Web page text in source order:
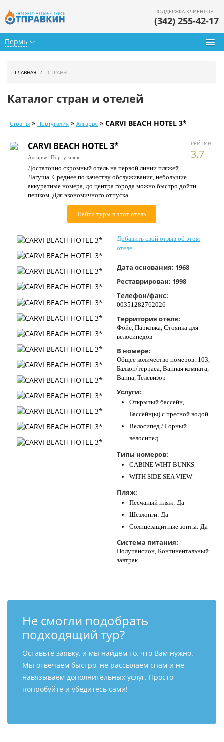
Пермь
ПОДДЕРЖКА КЛИЕНТОВ
(342) 255-42-17
Календарь туров
Цены дня
Страны
Как купить
Контакты
ГЛАВНАЯ СТРАНЫ
Каталог стран и отелей
Страны » Португалия » Алгарве » CARVI BEACH HOTEL 3*
РЕЙТИНГ
3.7
CARVI BEACH HOTEL 3*
Алгарве, Португалия
Достаточно скромный отель на первой линии пляжей
Лагуша. Среднее по качеству обслуживания, небольшие
аккуратные номера, до центра города можно быстро дойти
пешком. Для экономичного отпуска.
Найти туры в этот отель
Добавить свой отзыв об этом
отеле
Дата основания: 1968
Реставрирован: 1998
Телефон/факс:
00351282762026
Территория отеля:
Фойе, Парковка, Стоянка для
велосипедов
В номере:
Общее количество номеров: 103,
Балкон/терраса, Ванная комната,
Ванна, Телевизор
Услуги:
Открытый бассейн,
Бассейн(ы) с пресной водой
Велосипед / Горный
велосипед
Типы номеров:
CABINE WIHT BUNKS
WITH SIDE SEA VIEW
Пляж:
Песчаный пляж: Да
Шезлонги: Да
Солнцезащитные зонты: Да
Система питания:
Полупансион, Континентальный
завтрак
Не смогли подобрать
подходящий тур?
Оставьте заявку, и мы найдем то, что Вам нужно.
Мы отвечаем быстро, не рассылаем спам и не
навязываем дополнительных услуг. Просто
попробуйте и убедитесь сами!